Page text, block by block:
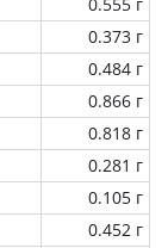
0.373 г
0.484 г
0.866 г
0.818 г
0.281 г
0.105 г
0.452 г